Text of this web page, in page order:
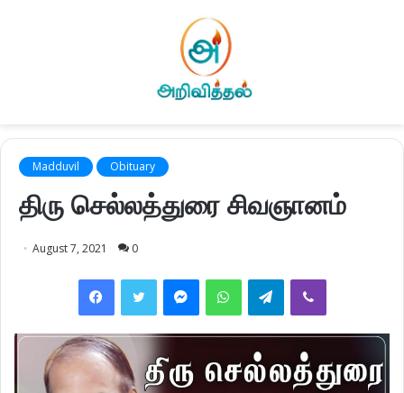
Madduvil Obituary
திரு செல்லத்துரை சிவஞானம்
August 7, 2021 0
FacebookTwitter MessengerWhatsAppTelegramViber